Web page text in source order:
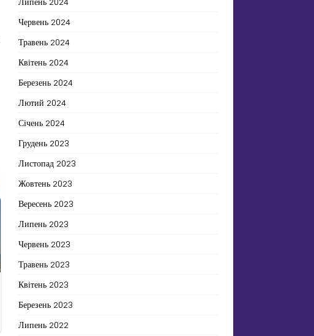
Червень 2024
Травень 2024
Квітень 2024
Березень 2024
Лютий 2024
Січень 2024
Грудень 2023
Листопад 2023
Жовтень 2023
Вересень 2023
Липень 2023
Червень 2023
Травень 2023
Квітень 2023
Березень 2023
Липень 2022